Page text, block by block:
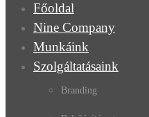
Főoldal
Nine Company
Munkáink
Szolgáltatásaink
Branding